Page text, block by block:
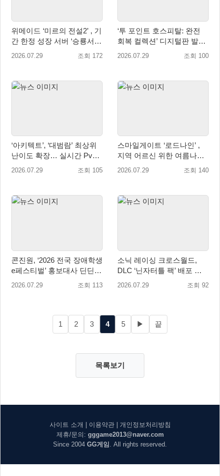
위메이드 ‘미르의 전설2’ , 기
간 한정 성장 서버 ‘승룡서
버’ 사전 예약 실시
2026.07.29 조회 172
‘투 포인트 호스피탈: 완전
회복 컬렉션’ 디지털판 발매
일 9월 16일(수)로 결정!
2026.07.29 조회 100
‘아키텍트’, ‘대범람’ 최상위
난이도 확장… 실시간 PvP
콘텐츠 ‘격전’ 오픈 예고
2026.07.29 조회 105
스마일게이트 ‘로드나인’ ,
지역 어르신 위한 여름나기
지원 및 기부 캠페인 진행
2026.07.29 조회 140
콘진원, ‘2026 전국 장애학생
e페스티벌’ 홍보대사 딘딘
위촉
2026.07.29 조회 113
소닉 레이싱 크로스월드,
DLC ‘닌자터틀 팩’ 배포 … 4
형제 레이서 참전
2026.07.29 조회 92
1 2 3 4 5 ▶ 끝
목록보기
사이트 소개 | 이용약관| 개인정보처리방침
제휴/문의: gggame2013@naver.com
Since 2004 GG게임 . All rights reserved.